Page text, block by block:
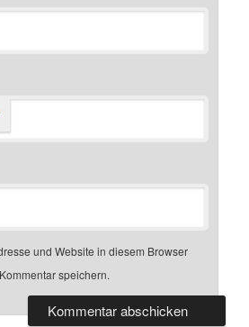
und Website in diesem Browser
speichern.